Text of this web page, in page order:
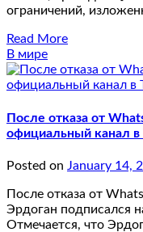
ограничений,
Read More
В мире
После отказа от
официальный канал в
Posted on January 14,
После отказа от
Эрдоган подписался
Отмечается, что